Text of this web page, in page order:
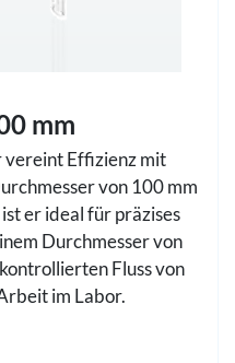
mm
vereint Effizienz mit
von 100 mm
er ideal für präzises
Durchmesser von
Fluss von
im Labor.